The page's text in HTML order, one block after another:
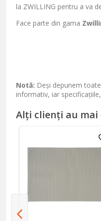
la ZWILLING pentru a va
Face parte din gama
Notă: Deși depunem
informativ, iar
Alți clienți au